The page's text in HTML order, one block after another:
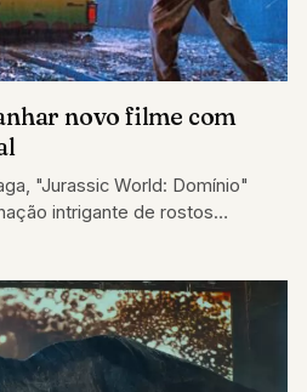
novo filme com
"Jurassic World: Domínio"
intrigante de rostos